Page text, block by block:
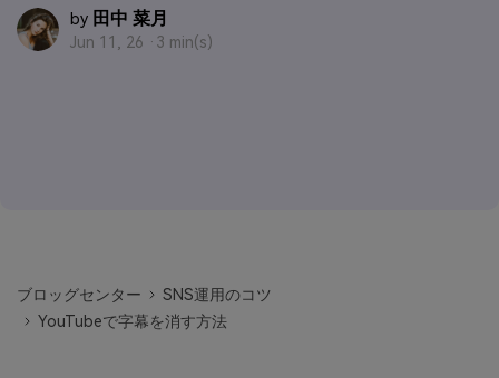
by 田中 菜月
Jun 11, 26 · 3 min(s)
ブロッグセンター
SNS運用のコツ
YouTubeで字幕を消す方法